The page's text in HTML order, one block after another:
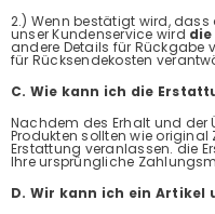
2.) Wenn bestätigt wird, dass
unser Kundenservice wird
andere Details für Rückgabe
für Rücksendekosten
C. Wie kann ich die
Nachdem des Erhalt und der
Produkten sollten wie
Erstattung veranlassen. die
Ihre ursprüngliche
D. Wir kann ich ein Artikel